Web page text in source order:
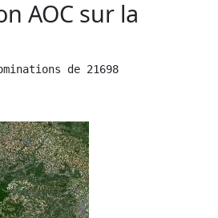
AOC sur la
de 21698